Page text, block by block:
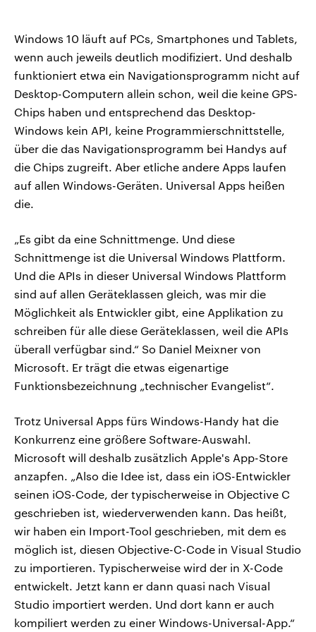
Windows 10 läuft auf PCs, Smartphones und Tablets,
wenn auch jeweils deutlich modifiziert. Und deshalb
funktioniert etwa ein Navigationsprogramm nicht auf
Desktop-Computern allein schon, weil die keine GPS-
Chips haben und entsprechend das Desktop-
Windows kein API, keine Programmierschnittstelle,
über die das Navigationsprogramm bei Handys auf
die Chips zugreift. Aber etliche andere Apps laufen
auf allen Windows-Geräten. Universal Apps heißen
die.
„Es gibt da eine Schnittmenge. Und diese
Schnittmenge ist die Universal Windows Plattform.
Und die APIs in dieser Universal Windows Plattform
sind auf allen Geräteklassen gleich, was mir die
Möglichkeit als Entwickler gibt, eine Applikation zu
schreiben für alle diese Geräteklassen, weil die APIs
überall verfügbar sind.“ So Daniel Meixner von
Microsoft. Er trägt die etwas eigenartige
Funktionsbezeichnung „technischer Evangelist“.
Trotz Universal Apps fürs Windows-Handy hat die
Konkurrenz eine größere Software-Auswahl.
Microsoft will deshalb zusätzlich Apple's App-Store
anzapfen. „Also die Idee ist, dass ein iOS-Entwickler
seinen iOS-Code, der typischerweise in Objective C
geschrieben ist, wiederverwenden kann. Das heißt,
wir haben ein Import-Tool geschrieben, mit dem es
möglich ist, diesen Objective-C-Code in Visual Studio
zu importieren. Typischerweise wird der in X-Code
entwickelt. Jetzt kann er dann quasi nach Visual
Studio importiert werden. Und dort kann er auch
kompiliert werden zu einer Windows-Universal-App.“